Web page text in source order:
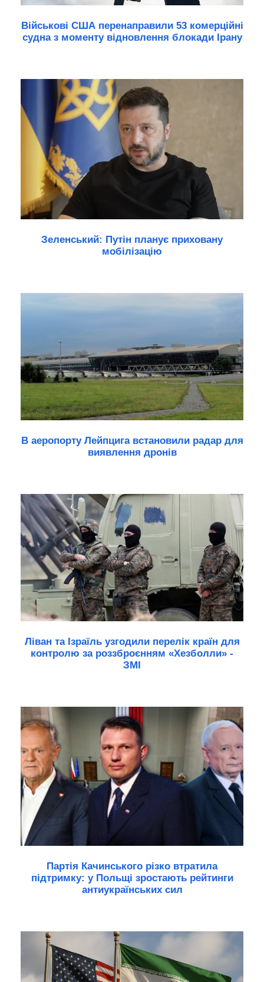
Військові США перенаправили 53 комерційні
судна з моменту відновлення блокади Ірану
Зеленський: Путін планує приховану
мобілізацію
В аеропорту Лейпцига встановили радар для
виявлення дронів
Ліван та Ізраїль узгодили перелік країн для
контролю за роззброєнням «Хезболли» -
ЗМІ
Партія Качинського різко втратила
підтримку: у Польщі зростають рейтинги
антиукраїнських сил